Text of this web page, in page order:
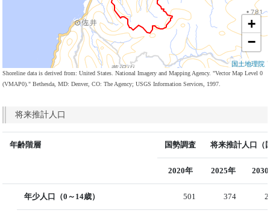
+
−
国土地理院
Shoreline data is derived from: United States. National Imagery and Mapping Agency. "Vector Map Level 0
(VMAP0)." Bethesda, MD: Denver, CO: The Agency; USGS Information Services, 1997.
将来推計人口
年齢階層 国勢調査 将来推計人口（
2020年 2025年
年少人口（0～14歳） 501 374